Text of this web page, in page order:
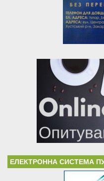
ЕЛЕКТРОННА СИСТЕМА